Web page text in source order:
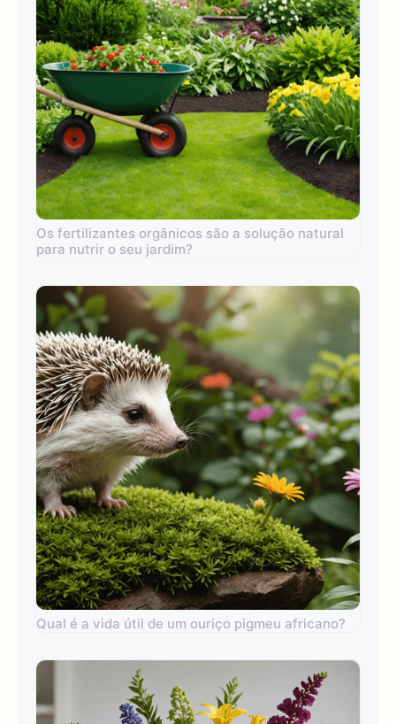
Os fertilizantes orgânicos são a solução natural
para nutrir o seu jardim?
Qual é a vida útil de um ouriço pigmeu africano?